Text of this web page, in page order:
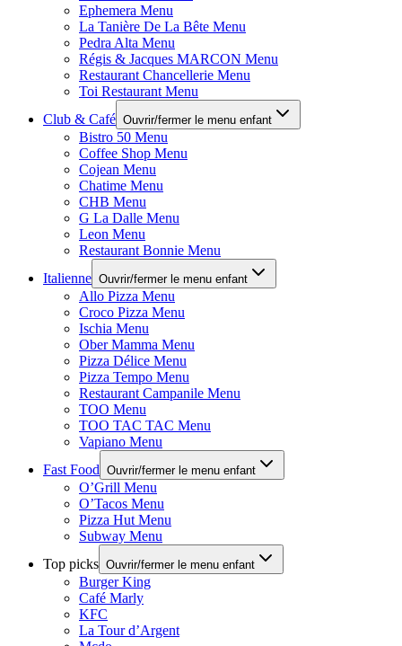
Ephemera Menu
La Tanière De La Bête Menu
Pedra Alta Menu
Régis & Jacques MARCON Menu
Restaurant Chancellerie Menu
Toi Restaurant Menu
Club & Café Ouvrir/fermer le menu enfant
Bistro 50 Menu
Coffee Shop Menu
Cojean Menu
Chatime Menu
CHB Menu
G La Dalle Menu
Leon Menu
Restaurant Bonnie Menu
Italienne Ouvrir/fermer le menu enfant
Allo Pizza Menu
Croco Pizza Menu
Ischia Menu
Ober Mamma Menu
Pizza Délice Menu
Pizza Tempo Menu
Restaurant Campanile Menu
TOO Menu
TOO TAC TAC Menu
Vapiano Menu
Fast Food Ouvrir/fermer le menu enfant
O’Grill Menu
O’Tacos Menu
Pizza Hut Menu
Subway Menu
Top picks Ouvrir/fermer le menu enfant
Burger King
Café Marly
KFC
La Tour d’Argent